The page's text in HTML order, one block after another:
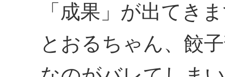
「成果」が出てき
とおるちゃん、餃